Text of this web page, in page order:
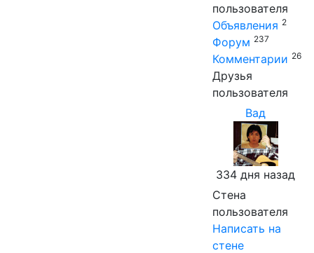
пользователя
Объявления 2
Форум 237
Комментарии 26
Друзья
пользователя
Вад
334 дня назад
Стена
пользователя
Написать на
стене